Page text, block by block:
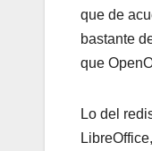
que de
bastante
que
Lo del
LibreOffice,